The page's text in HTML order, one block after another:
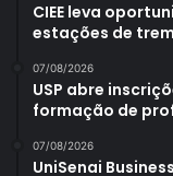
CIEE leva
estações de
07/08/2026
USP abre
formação de
07/08/2026
UniSenai